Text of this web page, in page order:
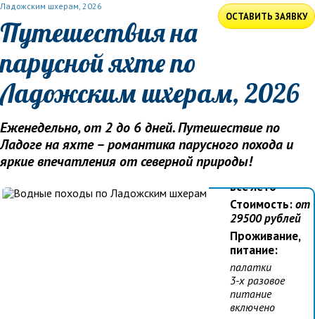
ОСТАВИТЬ ЗАЯВКУ
Ладожским шхерам, 2026
Путешествия на
парусной яхте по
Ладожским шхерам, 2026
Еженедельно, от 2 до 6 дней. Путешествие по
Ладоге на яхте – романтика парусного похода и
яркие впечатления от северной природы!
Даты:
все лето
Стоимость:от
29500рублей
Проживание,
питание:
палатки
3-х разовое
питание
включено